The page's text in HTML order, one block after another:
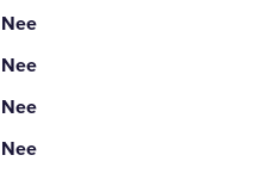
Nee
Nee
Nee
Nee